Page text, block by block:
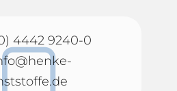
4442 9240-0